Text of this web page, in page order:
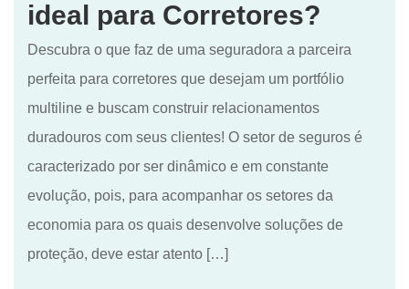
ideal para Corretores?
Descubra o que faz de uma seguradora a parceira
perfeita para corretores que desejam um portfólio
multiline e buscam construir relacionamentos
duradouros com seus clientes! O setor de seguros é
caracterizado por ser dinâmico e em constante
evolução, pois, para acompanhar os setores da
economia para os quais desenvolve soluções de
proteção, deve estar atento […]